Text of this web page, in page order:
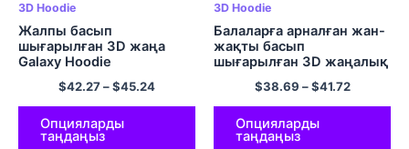
3D Hoodie
Жалпы басып
шығарылған 3D жаңа
Galaxy Hoodie
жиынтықтары
Графикалық капюшонды
свиттері мен балаларға
арналған шалбар
$42.27–$45.24
Опцияларды
таңдаңыз
3D Hoodie
Балаларға арналған жан-
жақты басып
шығарылған 3D жаңалық
басып шығарылған отқа
арналған комфорт
полиэфирлі капюшон
$38.69 –$41.72
Опцияларды
таңдаңыз